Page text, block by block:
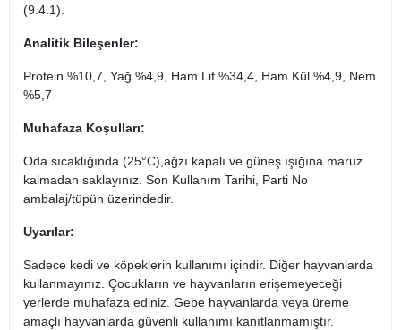
(9.4.1).
Analitik Bileşenler:
Protein %10,7, Yağ %4,9, Ham Lif %34,4, Ham Kül %4,9, Nem
%5,7
Muhafaza Koşulları:
Oda sıcaklığında (25°C),ağzı kapalı ve güneş ışığına maruz
kalmadan saklayınız. Son Kullanım Tarihi, Parti No
ambalaj/tüpün üzerindedir.
Uyarılar:
Sadece kedi ve köpeklerin kullanımı içindir. Diğer hayvanlarda
kullanmayınız. Çocukların ve hayvanların erişemeyeceği
yerlerde muhafaza ediniz. Gebe hayvanlarda veya üreme
amaçlı hayvanlarda güvenli kullanımı kanıtlanmamıştır.